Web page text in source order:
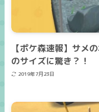
【ポケ森速報】サメ
のサイズに驚き？！
2019年7月23日